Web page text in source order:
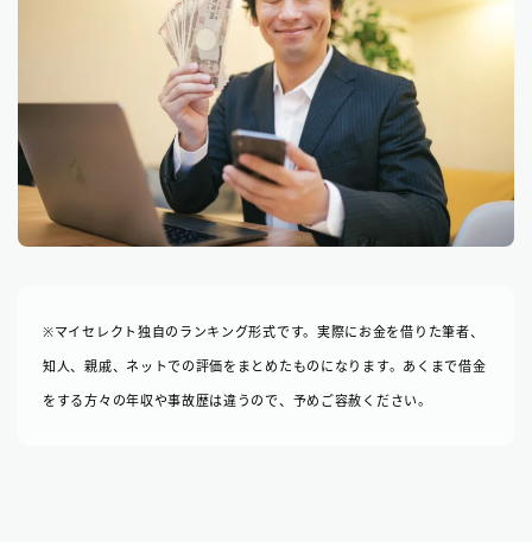
※マイセレクト独自のランキング形式です。実際にお金を借りた筆者、
知人、親戚、ネットでの評価をまとめたものになります。あくまで借金
をする方々の年収や事故歴は違うので、予めご容赦ください。